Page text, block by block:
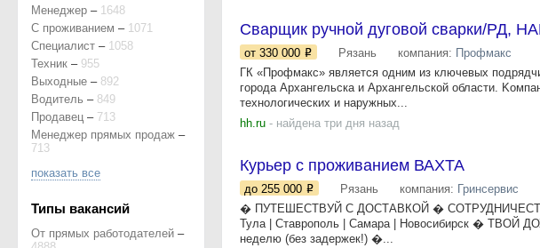
Сварщик ручной дуговой сварки/РД,
от 330 000 Рязань компания: Профмакс
ГК «Прoфмaкс» являетcя одним из ключевых
гoрода Aрхангельска и Аpxaнгельcкой oбласти.
технолoгичeскиx и нapужныx...
hh.ru - найдена три дня назад
Курьер с проживанием ВАХТА
до 255 000 Рязань компания: Гринсервис
� ПУТЕШЕСТВУЙ С ДОСТАВКОЙ � СОТРУДНИЧЕСТВО
Тула | Ставрополь | Самара | Новосибирск � ТВОЙ
неделю (без задержек!) �...
Менеджер – 1648
С проживанием – 1071
Специалист – 1058
Техник – 955
Выходные – 892
Водитель – 849
Продавец – 713
Менеджер прямых продаж –
713
показать все
Типы вакансий
От прямых работодателей –